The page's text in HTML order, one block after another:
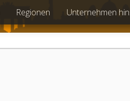
Regionen Unternehmen